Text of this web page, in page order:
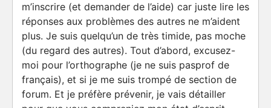
m’inscrire (et demander de l’aide) car juste lire les
réponses aux problèmes des autres ne m’aident
plus. Je suis quelqu’un de très timide, pas moche
(du regard des autres). Tout d’abord, excusez-
moi pour l’orthographe (je ne suis pasprof de
français), et si je me suis trompé de section de
forum. Et je préfère prévenir, je vais détailler